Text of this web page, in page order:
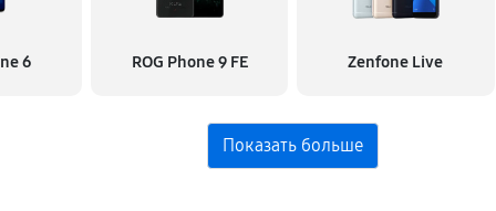
6 ROG Phone 9 FE Zenfone Live